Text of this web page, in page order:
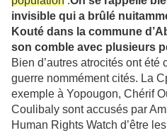
invisible qui a brûlé
Kouté dans la commune
son comble avec plusieurs
Bien d’autres atrocités ont
guerre nommément cités. La
exemple à Yopougon, Chérif
Coulibaly sont accusés par
Human Rights Watch d’être